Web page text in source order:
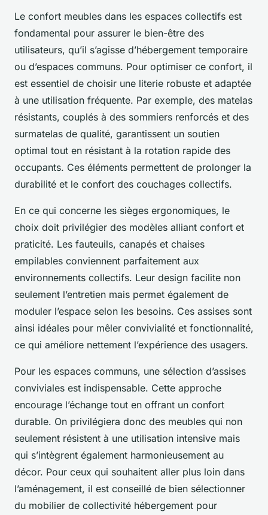
Le confort meubles dans les espaces collectifs est
fondamental pour assurer le bien-être des
utilisateurs, qu’il s’agisse d’hébergement temporaire
ou d’espaces communs. Pour optimiser ce confort, il
est essentiel de choisir une literie robuste et adaptée
à une utilisation fréquente. Par exemple, des matelas
résistants, couplés à des sommiers renforcés et des
surmatelas de qualité, garantissent un soutien
optimal tout en résistant à la rotation rapide des
occupants. Ces éléments permettent de prolonger la
durabilité et le confort des couchages collectifs.
En ce qui concerne les sièges ergonomiques, le
choix doit privilégier des modèles alliant confort et
praticité. Les fauteuils, canapés et chaises
empilables conviennent parfaitement aux
environnements collectifs. Leur design facilite non
seulement l’entretien mais permet également de
moduler l’espace selon les besoins. Ces assises sont
ainsi idéales pour mêler convivialité et fonctionnalité,
ce qui améliore nettement l’expérience des usagers.
Pour les espaces communs, une sélection d’assises
conviviales est indispensable. Cette approche
encourage l’échange tout en offrant un confort
durable. On privilégiera donc des meubles qui non
seulement résistent à une utilisation intensive mais
qui s’intègrent également harmonieusement au
décor. Pour ceux qui souhaitent aller plus loin dans
l’aménagement, il est conseillé de bien sélectionner
du mobilier de collectivité hébergement pour